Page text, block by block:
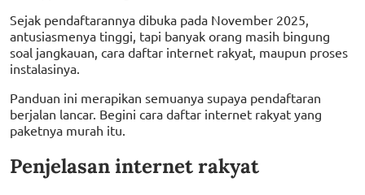
Sejak pendaftarannya dibuka pada November 2025,
antusiasmenya tinggi, tapi banyak orang masih bingung
soal jangkauan, cara daftar internet rakyat, maupun proses
instalasinya.
Panduan ini merapikan semuanya supaya pendaftaran
berjalan lancar. Begini cara daftar internet rakyat yang
paketnya murah itu.
Penjelasan internet rakyat